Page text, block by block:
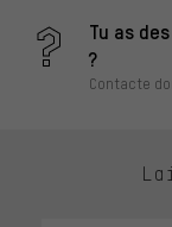
Tu as
?
Contacte